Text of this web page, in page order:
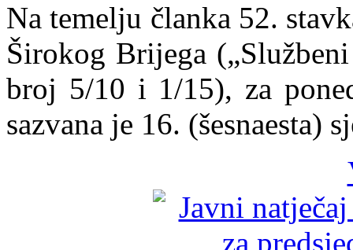
Na temelju članka 52.
Širokog Brijega
broj 5/10 i 1/15), za
sazvana je 16. (šesnaesta)